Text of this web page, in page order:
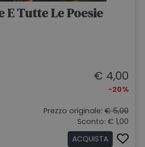
E Tutte Le Poesie
€ 4,00
-20%
Prezzo originale: € 5,00
Sconto: € 1,00
ACQUISTA